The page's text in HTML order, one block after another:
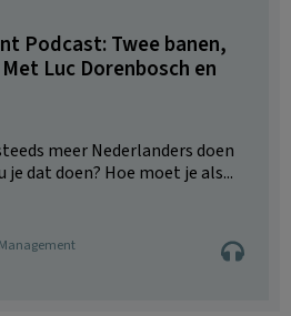
Podcast: Twee banen,
Luc Dorenbosch en
meer Nederlanders doen
dat doen? Hoe moet je als...